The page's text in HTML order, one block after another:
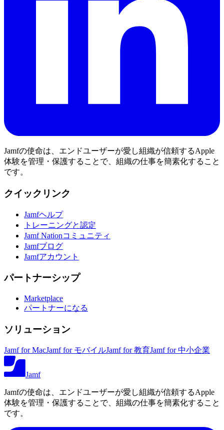
Jamfの使命は、エンドユーザーが愛し組織が信頼するApple
体験を管理・保護することで、組織の仕事を簡素化すること
です。
クイックリンク
Jamfヘルプ
トレーニングと認定
Jamf Nationコミュニティ
Jamfブログ
Jamfアカウント
パートナーシップ
Marketplace
パートナーになる
ソリューション
Jamf for MacJamf for モバイルJamf for 教育Jamf for 中小企業
Jamf
Jamfの使命は、エンドユーザーが愛し組織が信頼するApple
体験を管理・保護することで、組織の仕事を簡素化すること
です。